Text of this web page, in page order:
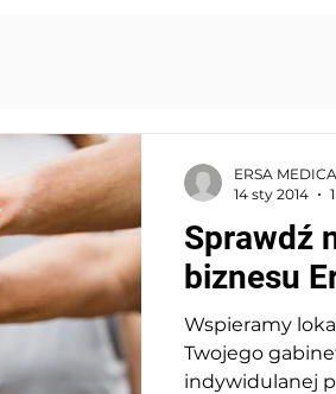
Sprawdź
biznesu
Wspieramy
Twojego
indywidulanej
ERSA
14 sty 2014